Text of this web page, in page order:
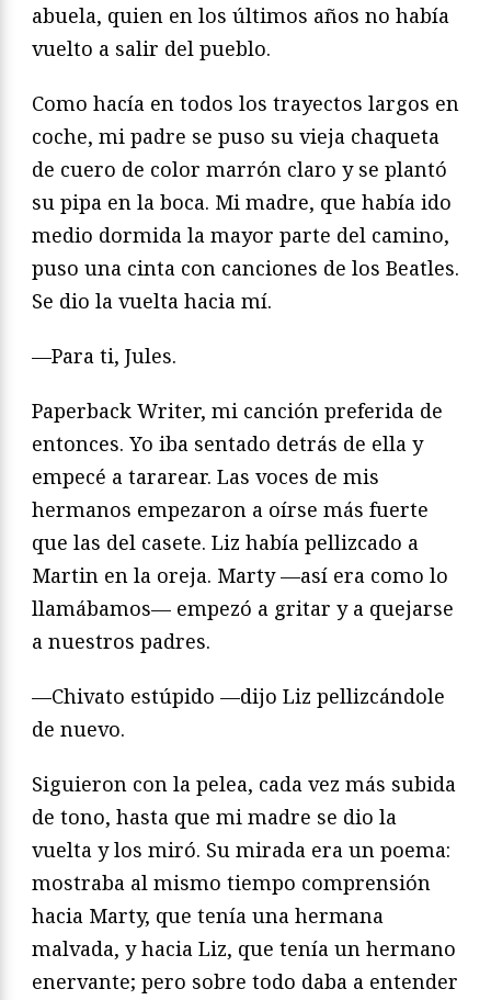
abuela, quien en los últimos años no había
vuelto a salir del pueblo.
Como hacía en todos los trayectos largos en
coche, mi padre se puso su vieja chaqueta
de cuero de color marrón claro y se plantó
su pipa en la boca. Mi madre, que había ido
medio dormida la mayor parte del camino,
puso una cinta con canciones de los Beatles.
Se dio la vuelta hacia mí.
—Para ti, Jules.
Paperback Writer, mi canción preferida de
entonces. Yo iba sentado detrás de ella y
empecé a tararear. Las voces de mis
hermanos empezaron a oírse más fuerte
que las del casete. Liz había pellizcado a
Martin en la oreja. Marty —así era como lo
llamábamos— empezó a gritar y a quejarse
a nuestros padres.
—Chivato estúpido —dijo Liz pellizcándole
de nuevo.
Siguieron con la pelea, cada vez más subida
de tono, hasta que mi madre se dio la
vuelta y los miró. Su mirada era un poema:
mostraba al mismo tiempo comprensión
hacia Marty, que tenía una hermana
malvada, y hacia Liz, que tenía un hermano
enervante; pero sobre todo daba a entender